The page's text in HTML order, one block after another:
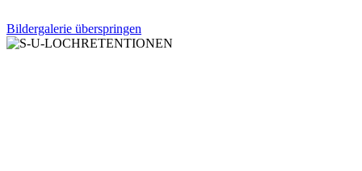
Bildergalerie überspringen